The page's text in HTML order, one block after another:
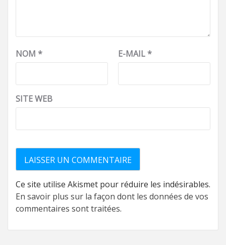
NOM * E-MAIL*
SITE WEB
Ce site utilise Akismet pour réduire les indésirables.
En savoir plus sur la façon dont les données de vos
commentaires sont traitées.